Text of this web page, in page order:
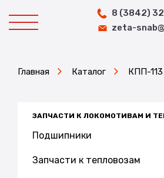
8 (3842)
zeta-
Главная Каталог КПП-113
ЗАПЧАСТИ К ЛОКОМОТИВАМ И
Подшипники
Запчасти к тепловозам